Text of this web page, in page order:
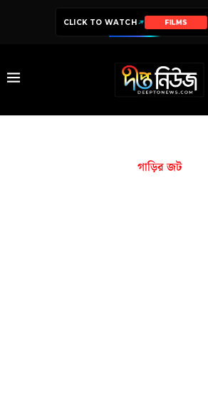
CLICK TO WATCH FILMS
গাড়ির জট